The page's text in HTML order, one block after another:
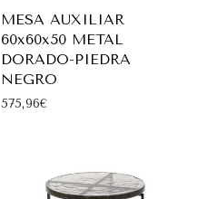
MESA AUXILIAR
60x60x50 METAL
DORADO-PIEDRA
NEGRO
575,96€